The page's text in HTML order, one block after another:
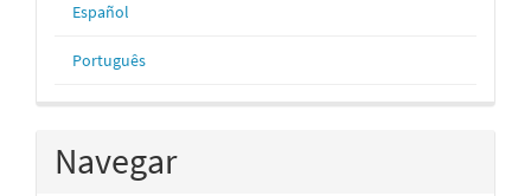
Español
Português
Navegar